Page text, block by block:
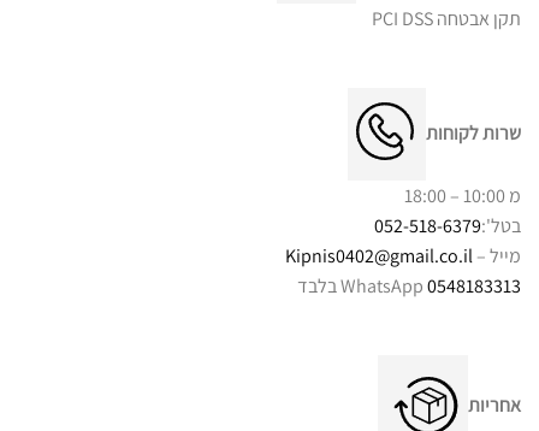
תקן אבטחה PCI DSS
שרות לקוחות
מ 10:00 – 18:00
בטל':052-518-6379
מייל –Kipnis0402@gmail.co.il
0548183313
אחריות